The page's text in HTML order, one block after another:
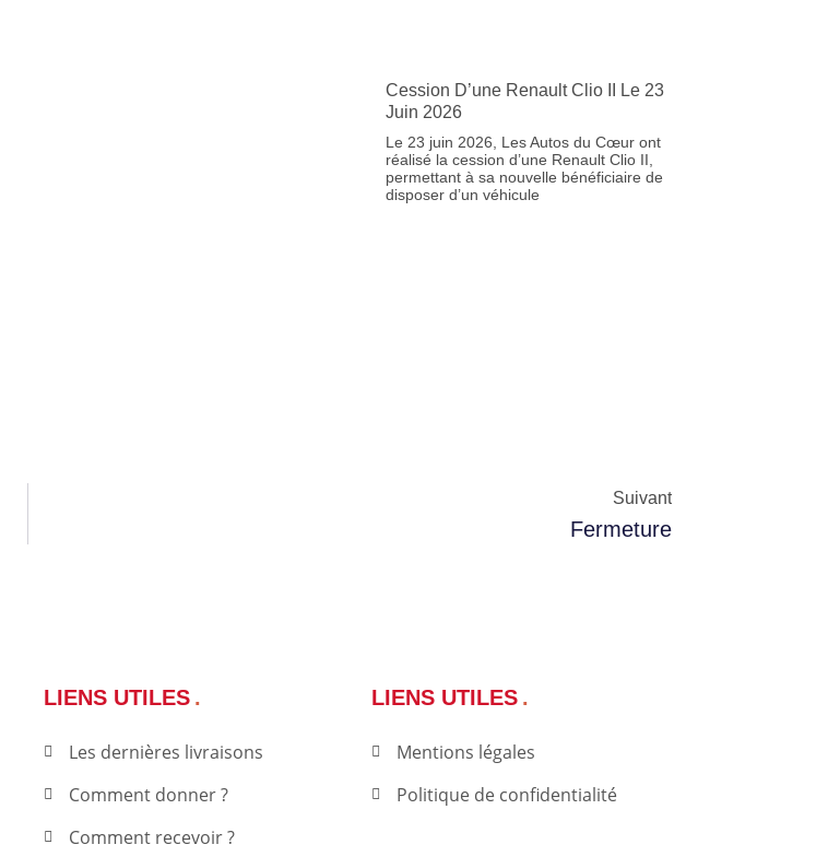
Cession D’une Renault Clio II Le 23
Juin 2026
Le 23 juin 2026, Les Autos du Cœur ont
réalisé la cession d’une Renault Clio II,
permettant à sa nouvelle bénéficiaire de
disposer d’un véhicule
Suivant
Fermeture
LIENS UTILES
Les dernières livraisons
Comment donner ?
Comment recevoir ?
LIENS UTILES
Mentions légales
Politique de confidentialité